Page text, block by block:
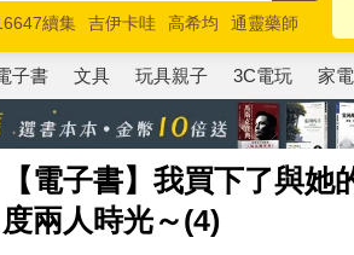
續集 吉伊卡哇 高希均
通靈藥師
總動員5 超慢跑
子書 文具 玩具親子 3C電玩 家電
【電子書】我買下了與
度兩人時光～(4)